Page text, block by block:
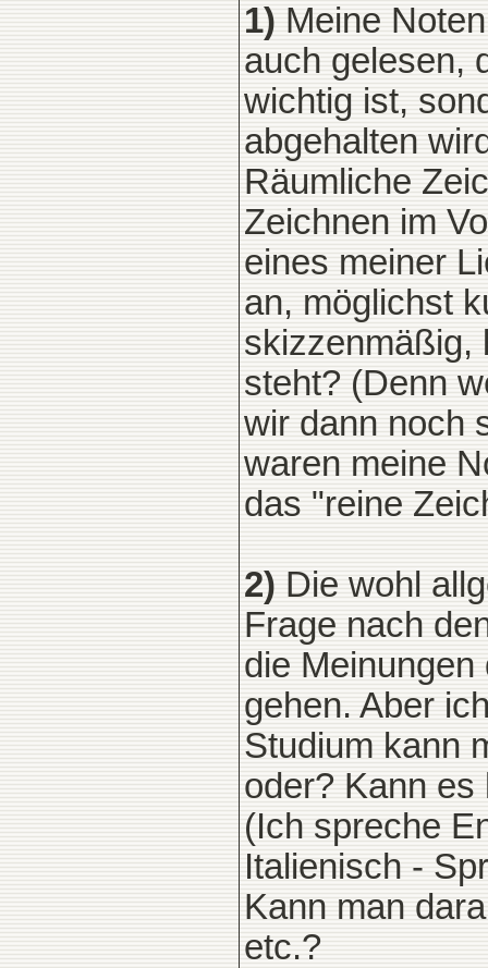
1) Meine
auch gelesen,
wichtig ist,
abgehalten
Räumliche
Zeichnen im
eines meiner
an, möglichst
skizzenmäßig,
steht? (Denn
wir dann noch
waren meine
das "reine
2) Die wohl
Frage nach
die
gehen. Aber
Studium kann
oder? Kann
(Ich spreche
Italienisch -
Kann man
etc.?